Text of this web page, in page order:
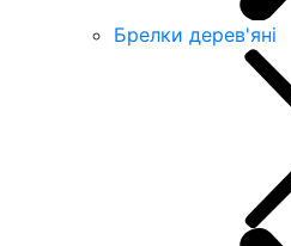
Брелки дерев'яні